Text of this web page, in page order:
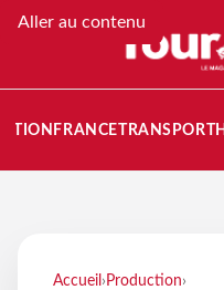
Aller au contenu
FRANCETRANSPORT
Accueil › Production›